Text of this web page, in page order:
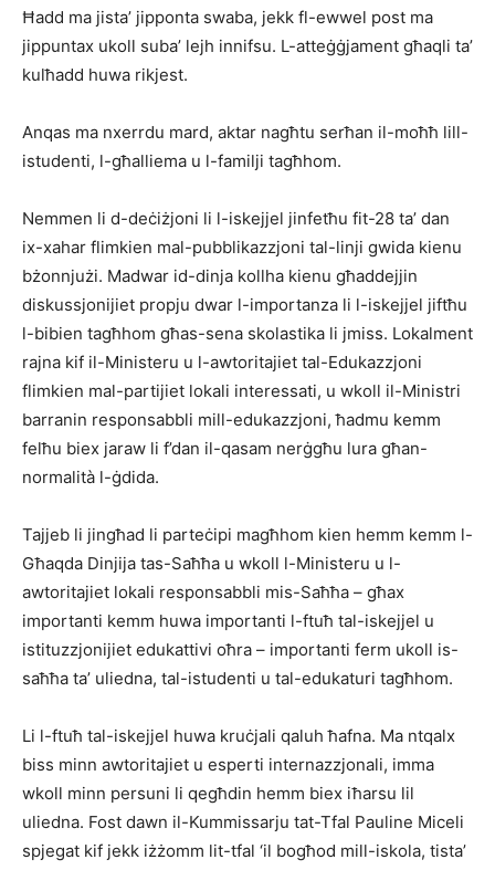
Ħadd ma jista’ jipponta swaba, jekk fl-ewwel post ma
jippuntax ukoll suba’ lejh innifsu. L-atteġġjament għaqli ta’
kulħadd huwa rikjest.
Anqas ma nxerrdu mard, aktar nagħtu serħan il-moħħ lill-
istudenti, l-għalliema u l-familji tagħhom.
Nemmen li d-deċiżjoni li l-iskejjel jinfetħu fit-28 ta’ dan
ix-xahar flimkien mal-pubblikazzjoni tal-linji gwida kienu
bżonnjużi. Madwar id-dinja kollha kienu għaddejjin
diskussjonijiet propju dwar l-importanza li l-iskejjel jiftħu
l-bibien tagħhom għas-sena skolastika li jmiss. Lokalment
rajna kif il-Ministeru u l-awtoritajiet tal-Edukazzjoni
flimkien mal-partijiet lokali interessati, u wkoll il-Ministri
barranin responsabbli mill-edukazzjoni, ħadmu kemm
felħu biex jaraw li f’dan il-qasam nerġgħu lura għan-
normalità l-ġdida.
Tajjeb li jingħad li parteċipi magħhom kien hemm kemm l-
Għaqda Dinjija tas-Saħħa u wkoll l-Ministeru u l-
awtoritajiet lokali responsabbli mis-Saħħa – għax
importanti kemm huwa importanti l-ftuħ tal-iskejjel u
istituzzjonijiet edukattivi oħra – importanti ferm ukoll is-
saħħa ta’ uliedna, tal-istudenti u tal-edukaturi tagħhom.
Li l-ftuħ tal-iskejjel huwa kruċjali qaluh ħafna. Ma ntqalx
biss minn awtoritajiet u esperti internazzjonali, imma
wkoll minn persuni li qegħdin hemm biex iħarsu lil
uliedna. Fost dawn il-Kummissarju tat-Tfal Pauline Miceli
spjegat kif jekk iżżomm lit-tfal ‘il bogħod mill-iskola, tista’